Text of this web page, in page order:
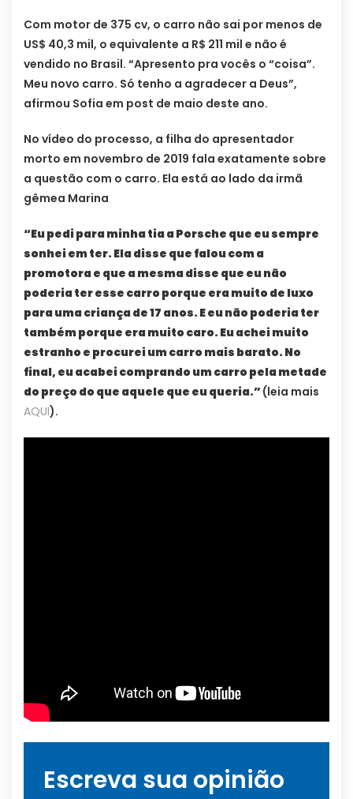
Com motor de 375 cv, o carro não sai por menos de
US$ 40,3 mil, o equivalente a R$ 211 mil e não é
vendido no Brasil. “Apresento pra vocês o “coisa”.
Meu novo carro. Só tenho a agradecer a Deus”,
afirmou Sofia em post de maio deste ano.
No vídeo do processo, a filha do apresentador
morto em novembro de 2019 fala exatamente sobre
a questão com o carro. Ela está ao lado da irmã
gêmea Marina
“Eu pedi para minha tia a Porsche que eu sempre
sonhei em ter. Ela disse que falou com a
promotora e que a mesma disse que eu não
poderia ter esse carro porque era muito de luxo
para uma criança de 17 anos. E eu não poderia ter
também porque era muito caro. Eu achei muito
estranho e procurei um carro mais barato. No
final, eu acabei comprando um carro pela metade
do preço do que aquele que eu queria.”(leia mais
AQUI).
Escreva sua opinião